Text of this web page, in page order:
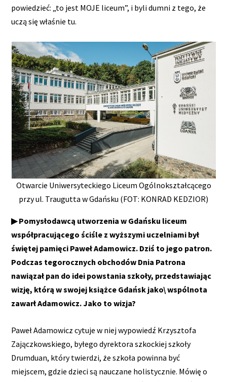
powiedzieć: „to jest MOJE liceum”, i byli dumni z tego, że
uczą się właśnie tu.
Otwarcie Uniwersyteckiego Liceum Ogólnokształcącego
przy ul. Traugutta w Gdańsku (FOT: KONRAD KEDZIOR)
▶ Pomysłodawcą utworzenia w Gdańsku liceum
współpracującego ściśle z wyższymi uczelniami był
świętej pamięci Paweł Adamowicz. Dziś to jego patron.
Podczas tegorocznych obchodów Dnia Patrona
nawiązał pan do idei powstania szkoły, przedstawiając
wizję, którą w swojej książce Gdańsk jako\ wspólnota
zawarł Adamowicz. Jako to wizja?
Paweł Adamowicz cytuje w niej wypowiedź Krzysztofa
Zajączkowskiego, byłego dyrektora szkockiej szkoły
Drumduan, który twierdzi, że szkoła powinna być
miejscem, gdzie dzieci są nauczane holistycznie. Mówię o